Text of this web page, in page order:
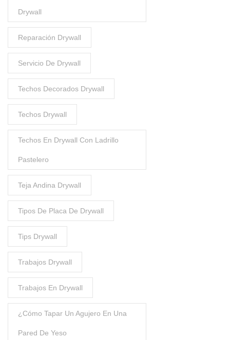
Drywall
Reparación Drywall
Servicio De Drywall
Techos Decorados Drywall
Techos Drywall
Techos En Drywall Con Ladrillo
Pastelero
Teja Andina Drywall
Tipos De Placa De Drywall
Tips Drywall
Trabajos Drywall
Trabajos En Drywall
¿Cómo Tapar Un Agujero En Una
Pared De Yeso